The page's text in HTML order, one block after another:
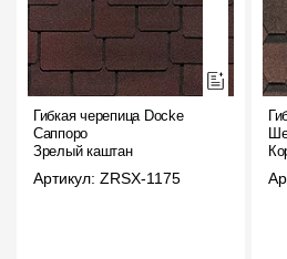
Гибкая черепица Docke
Саппоро
Зрелый каштан
Артикул: ZRSX-1175